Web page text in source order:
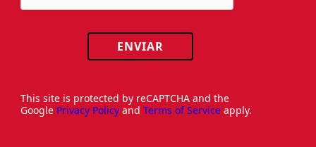
ENVIAR
This site is protected by reCAPTCHA and the
Google Privacy Policy and Terms of Service apply.